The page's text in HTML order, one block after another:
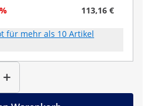
113,16 €
für mehr als 10 Artikel
+